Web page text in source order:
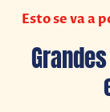
Esto se va a